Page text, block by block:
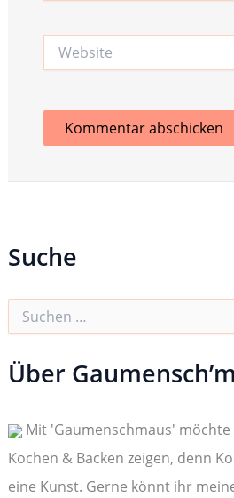
Suche
h
e
a
c
h
:
Über
Mit 'Gaumenschmaus' möchte
Kochen & Backen zeigen, denn
eine Kunst. Gerne könnt ihr